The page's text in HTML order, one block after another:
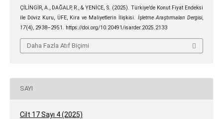
ÇİLİNGİR, A., DAĞALP, R., & YENİCE, S. (2025). Türkiye’de Konut Fiyat Endeksi
ile Döviz Kuru, ÜFE, Kira ve Maliyetlerin İlişkisi. İşletme Araştırmaları Dergisi,
17(4), 2938–2951. https://doi.org/10.20491/isarder.2025.2133
Daha Fazla Atıf Biçimi
SAYI
Cilt 17 Sayı 4 (2025)